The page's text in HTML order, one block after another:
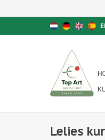
Lelies